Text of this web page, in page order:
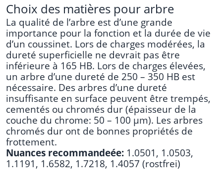
Choix des matières pour arbre
La qualité de l’arbre est d’une grande
importance pour la fonction et la durée de vie
d’un coussinet. Lors de charges modérées, la
dureté superficielle ne devrait pas être
inférieure à 165 HB. Lors de charges élevées,
un arbre d’une dureté de 250 – 350 HB est
nécessaire. Des arbres d’une dureté
insuffisante en surface peuvent être trempés,
cementés ou chromés dur (épaisseur de la
couche du chrome: 50 – 100 µm). Les arbres
chromés dur ont de bonnes propriétés de
frottement.
Nuances recommandeée: 1.0501, 1.0503,
1.1191, 1.6582, 1.7218, 1.4057 (rostfrei)